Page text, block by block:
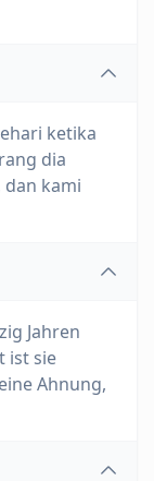
ketika
dia
kami
Jahren
ist sie
Ahnung,